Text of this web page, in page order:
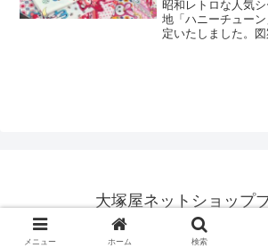
ション！＼ ストロ
(40986) ／60～70
ンガム×イチゴ柄で
しては、それぞれ
昭和レトロな人気
地「ハニーチュー
定いたしました。
ンさんから発売ま
すのでまだ発表で
は、ハニーチュー
注生産方式」とな
「リピート（再生
で、再入荷
大塚屋ネットショップ
© 2018 大塚屋ネットショップ
メニュー ホーム 検索